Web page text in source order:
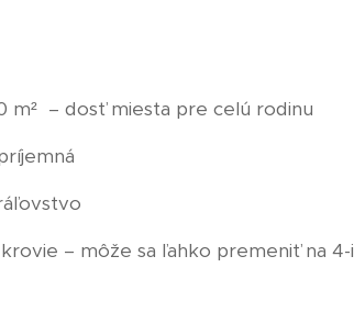
m² – dosť miesta pre celú rodinu
– môže sa ľahko premeniť na